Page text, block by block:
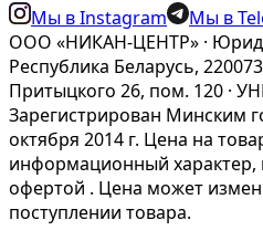
Мы в Instagram
Мы в
ООО «НИКАН-ЦЕНТР» ·
Республика Беларусь,
Притыцкого 26, пом. 120 ·
Зарегистрирован Минским
октября 2014 г. Цена на
информационный характер,
офертой . Цена может
поступлении товара.